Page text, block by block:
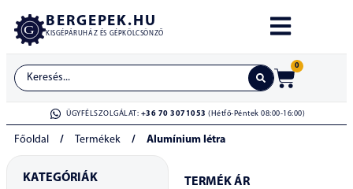
BERGEPEK.HU
KISGÉPÁRUHÁZ ÉS GÉPKÖLCSÖNZŐ
0
ÜGYFÉLSZOLGÁLAT: +36 70 3071053 (Hétfő-Péntek 08:00-16:00)
Főoldal / Termékek / Alumínium létra
TERMÉK ÁR
KATEGÓRIÁK